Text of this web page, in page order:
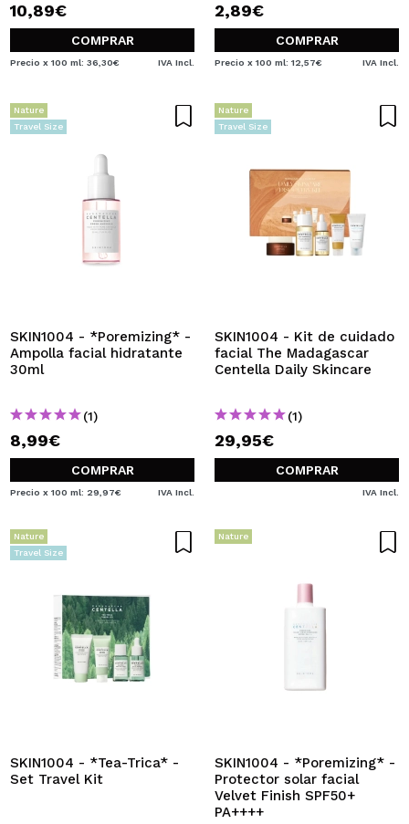
10,89€
COMPRAR
Precio x 100 ml: 36,30€ IVA Incl.
2,89€
COMPRAR
Precio x 100 ml: 12,57€ IVA Incl.
Nature
Travel Size
SKIN1004 - *Poremizing* -
Ampolla facial hidratante
30ml
(1)
8,99€
COMPRAR
Precio x 100 ml: 29,97€ IVA Incl.
Nature
Travel Size
SKIN1004 - Kit de cuidado
facial The Madagascar
Centella Daily Skincare
(1)
29,95€
COMPRAR
IVA Incl.
Nature
Travel Size
SKIN1004 - *Tea-Trica* -
Set Travel Kit
Nature
SKIN1004 - *Poremizing* -
Protector solar facial
Velvet Finish SPF50+
PA++++